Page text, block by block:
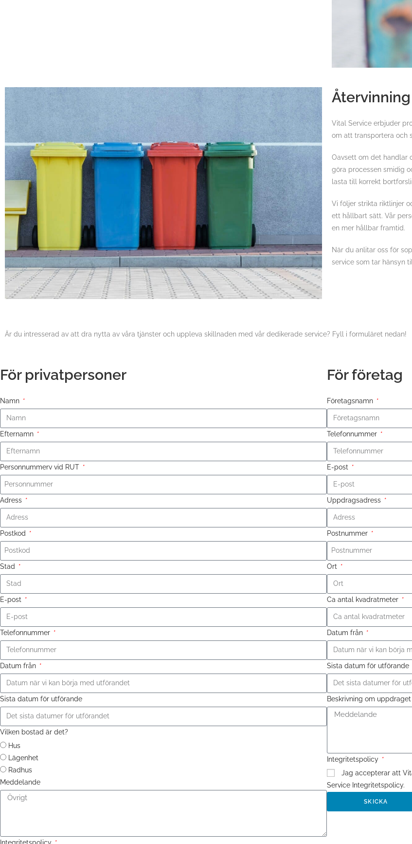
Vital Service erbjuder
om att transportera och
Oavsett om det handlar
göra processen smidig
lasta till korrekt
Vi följer strikta riktlinjer
ett hållbart sätt. Vår
en mer hållbar framtid.
När du anlitar oss för
service som tar hänsyn
Är du intresserad av att dra nytta av våra tjänster och uppleva skillnaden med vår dedikerade service? Fyll i formuläret nedan!
För privatpersoner
Namn
Efternamn
Personnummerv vid RUT
Adress
Postkod
Stad
E-post
Telefonnummer
Datum från
Sista datum för utförande
Vilken bostad är det?
Hus
Lägenhet
Radhus
Meddelande
Integritetspolicy
För företag
Företagsnamn
Telefonnummer
E-post
Uppdragsadress
Postnummer
Ort
Ca antal kvadratmeter
Datum från
Sista datum för utförande
Beskrivning om uppdraget
Integritetspolicy
Jag accepterar att
Service Integritetspolicy.
SKICKA